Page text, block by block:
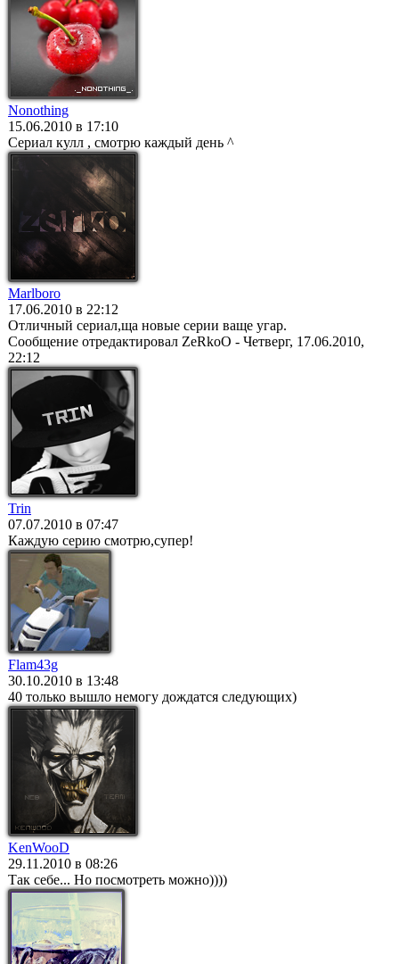
Nonothing
15.06.2010 в 17:10
Сериал кулл , смотрю каждый день ^
Marlboro
17.06.2010 в 22:12
Отличный сериал,ща новые серии ваще угар.
Сообщение отредактировал ZeRkoO - Четверг, 17.06.2010,
22:12
Trin
07.07.2010 в 07:47
Каждую серию смотрю,супер!
Flam43g
30.10.2010 в 13:48
40 только вышло немогу дождатся следующих)
KenWooD
29.11.2010 в 08:26
Так себе... Но посмотреть можно))))